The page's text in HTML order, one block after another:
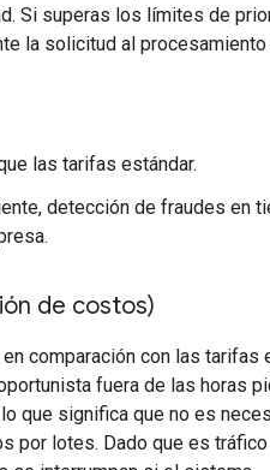
Si superas los límites de
la solicitud al
las tarifas estándar.
detección de fraudes en
de costos)
comparación con las tarifas
fuera de las horas
que significa que no es
por lotes. Dado que es tráfico